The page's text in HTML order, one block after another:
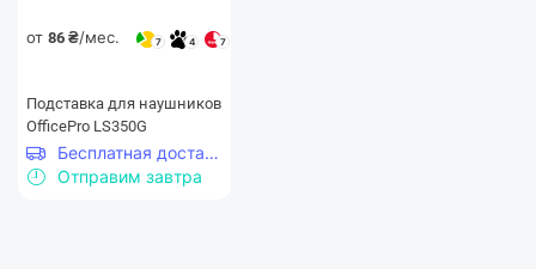
от 86 ₴/мес. 7 4 7
Подставка для наушников
OfficePro LS350G
Бесплатная доставка
Отправим завтра